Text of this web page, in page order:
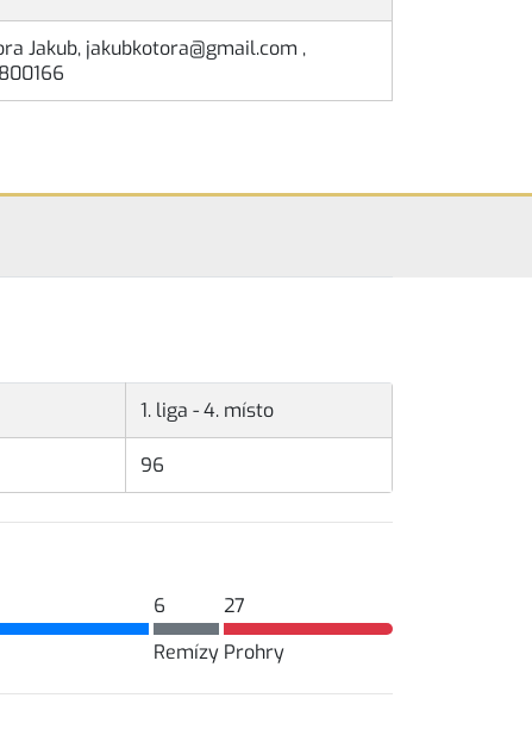
Jakub, jakubkotora@gmail.com ,
1. liga - 4. místo
96
6
Remízy
27
Prohry